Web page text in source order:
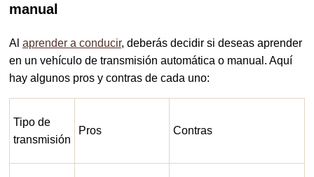
manual
Al aprender a conducir, deberás decidir si deseas aprender
en un vehículo de transmisión automática o manual. Aquí
hay algunos pros y contras de cada uno:
Tipo de
transmisión
Pros Contras